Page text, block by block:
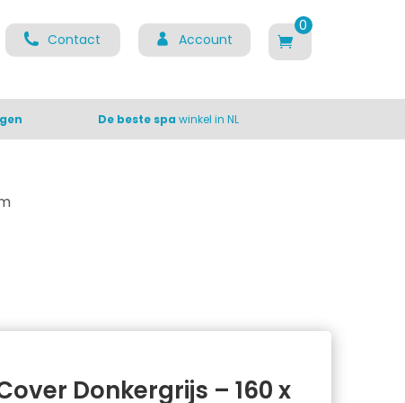
Contact Account
0
m
De beste spa winkel in NL
Donkergrijs – 160 x